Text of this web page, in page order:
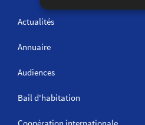
Actualités
Annuaire
Audiences
Bail d'habitation